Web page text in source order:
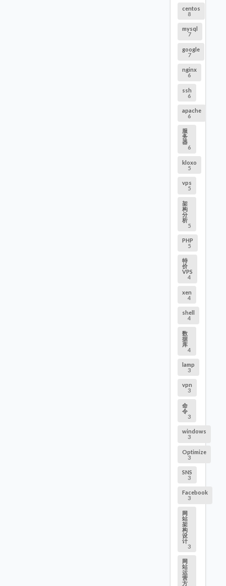
centos
8
mysql
7
google
7
nginx
6
ssh
6
apache
6
服
务
器
6
kloxo
5
vps
5
架
构
分
析
5
PHP
5
特
价
VPS
4
xen
4
shell
4
数
据
库
4
lamp
3
vpn
3
命
令
3
windows
3
Optimize
3
SNS
3
Facebook
3
网
站
架
构
设
计
3
网
站
运
营
方